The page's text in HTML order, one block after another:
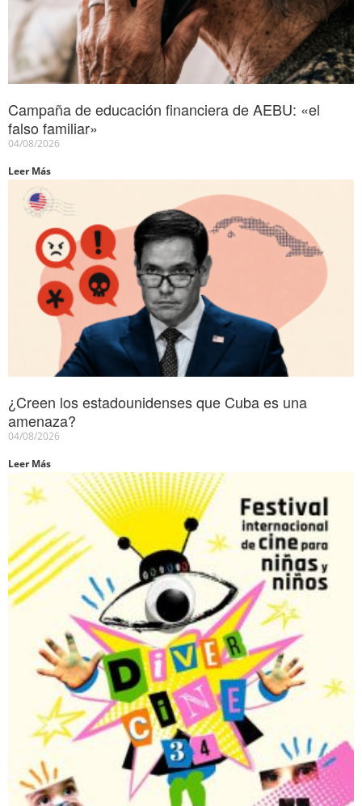
Campaña de educación financiera de AEBU: «el
falso familiar»
04/08/2026
Leer Más
¿Creen los estadounidenses que Cuba es una
amenaza?
04/08/2026
Leer Más